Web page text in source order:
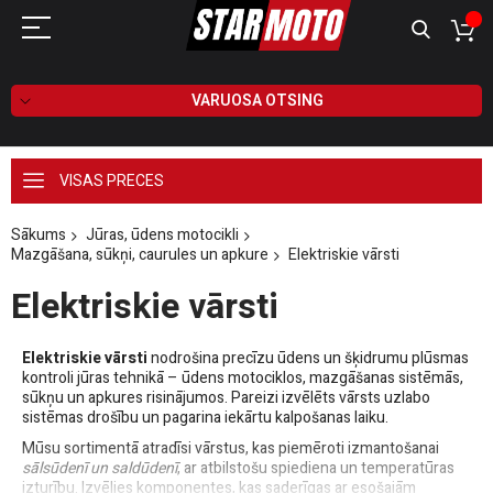
VARUOSA OTSING
VISAS PRECES
Sākums
Jūras, ūdens motocikli
Mazgāšana, sūkņi, caurules un apkure
Elektriskie vārsti
Elektriskie vārsti
Elektriskie vārstinodrošina precīzu ūdens un šķidrumu plūsmas
kontroli jūras tehnikā – ūdens motociklos, mazgāšanas sistēmās,
sūkņu un apkures risinājumos. Pareizi izvēlēts vārsts uzlabo
sistēmas drošību un pagarina iekārtu kalpošanas laiku.
Mūsu sortimentā atradīsi vārstus, kas piemēroti izmantošanai
sālsūdenī un saldūdenī, ar atbilstošu spiediena un temperatūras
izturību. Izvēlies komponentes, kas saderīgas ar esošajām